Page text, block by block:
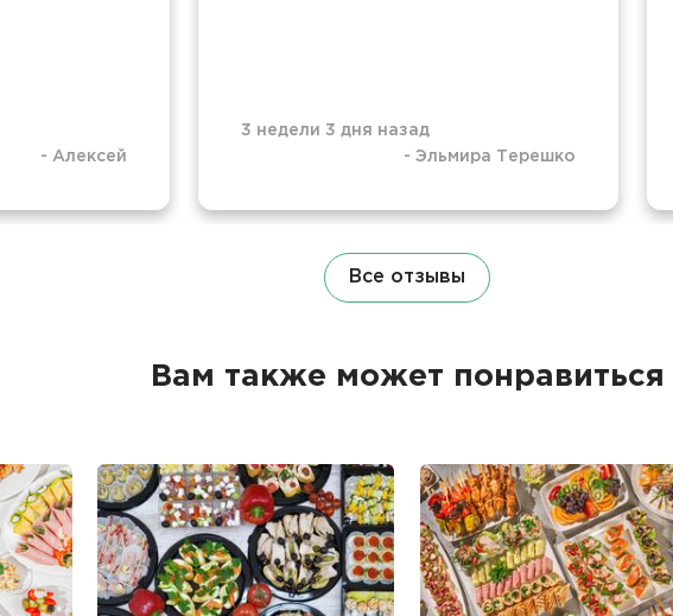
- Алексей
3 недели 3 дня назад
- Эльмира Терешко
Все отзывы
Вам также может понравиться